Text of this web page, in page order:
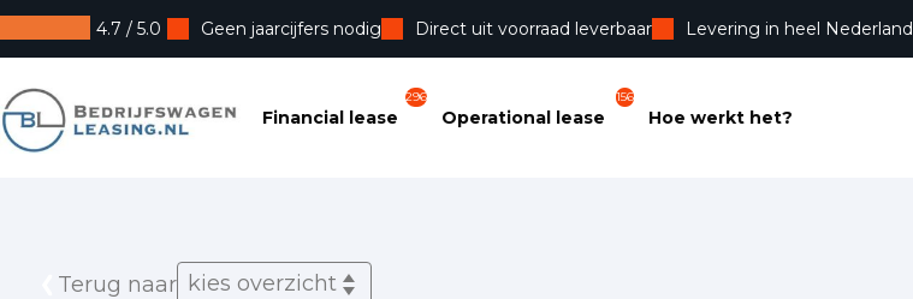
4.7 / 5.0 Geen jaarcijfers nodig Direct uit voorraad leverbaar Levering in heel Nederland
Bedrijfswagenleasing
Financial lease
296
Operational lease
156
Hoe werkt het?
Terug naar kies overzicht